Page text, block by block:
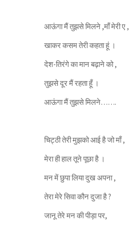
आऊंगा मैं तुझसे मिलने ,माँ मेरी ए ,
खाकर कसम तेरी कहता हूं ।
देश-तिरंगे का मान बढ़ाने को ,
तुझसे दूर मैं रहता हूँ ।
आऊंगा मैं तुझसे मिलने…….
चिट्ठी तेरी मुझको आई है जो माँ ,
मेरा ही हाल तूने पूछा है ।
मन में छुपा लिया दुख अपना ,
तेरा मेरे सिवा कौन दुजा है ?
जानू तेरे मन की पीड़ा पर,